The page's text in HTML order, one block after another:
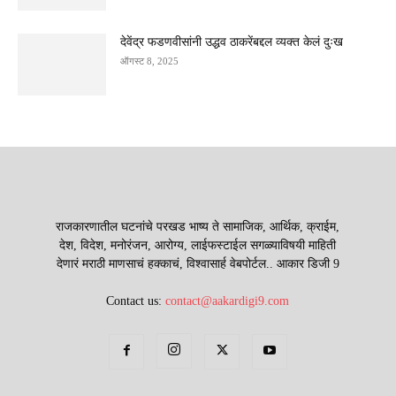
देवेंद्र फडणवीसांनी उद्धव ठाकरेंबद्दल व्यक्त केलं दुःख
ऑगस्ट 8, 2025
राजकारणातील घटनांचे परखड भाष्य ते सामाजिक, आर्थिक, क्राईम,
देश, विदेश, मनोरंजन, आरोग्य, लाईफस्टाईल सगळ्याविषयी माहिती
देणारं मराठी माणसाचं हक्काचं, विश्वासार्ह वेबपोर्टल.. आकार डिजी 9
Contact us:contact@aakardigi9.com